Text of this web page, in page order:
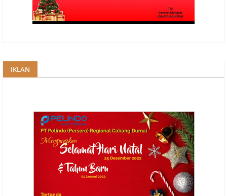
IKLAN